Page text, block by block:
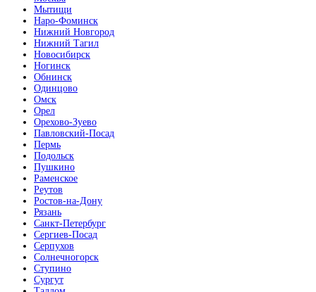
Мытищи
Наро-Фоминск
Нижний Новгород
Нижний Тагил
Новосибирск
Ногинск
Обнинск
Одинцово
Омск
Орел
Орехово-Зуево
Павловский-Посад
Пермь
Подольск
Пушкино
Раменское
Реутов
Ростов-на-Дону
Рязань
Санкт-Петербург
Сергиев-Посад
Серпухов
Солнечногорск
Ступино
Сургут